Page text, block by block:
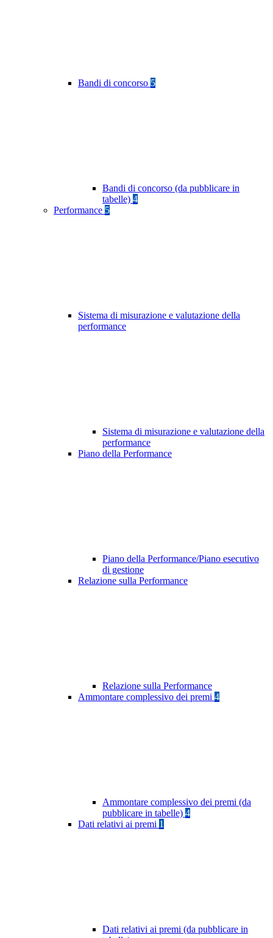
Bandi di concorso 5
Bandi di concorso (da pubblicare in
tabelle) 4
Performance 5
Sistema di misurazione e valutazione della
performance
Sistema di misurazione e valutazione della
performance
Piano della Performance
Piano della Performance/Piano esecutivo
di gestione
Relazione sulla Performance
Relazione sulla Performance
Ammontare complessivo dei premi 4
Ammontare complessivo dei premi (da
pubblicare in tabelle) 4
Dati relativi ai premi 1
Dati relativi ai premi (da pubblicare in